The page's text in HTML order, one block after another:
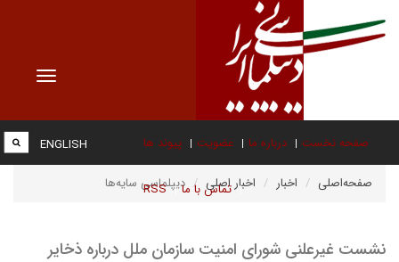
Toggle
صفحه نخست درباره ما عضویت پیوند ها
تماس با ما RSS
ENGLISH
صفحه‌اصلی اخبار اخبار اصلی دیپلماسی سایه‌ها
نشست غیر‌علنی شورای امنیت سازمان ملل درباره ذخایر